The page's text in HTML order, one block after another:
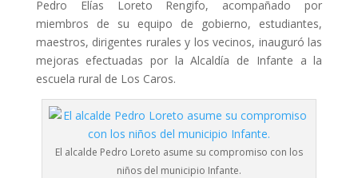
Pedro Elías Loreto Rengifo, acompañado por
miembros de su equipo de gobierno, estudiantes,
maestros, dirigentes rurales y los vecinos, inauguró las
mejoras efectuadas por la Alcaldía de Infante a la
escuela rural de Los Caros.
El alcalde Pedro Loreto asume su compromiso con los
niños del municipio Infante.